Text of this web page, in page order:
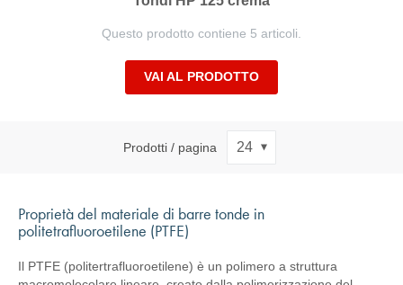
Questo prodotto contiene 5 articoli.
VAI AL PRODOTTO
Prodotti / pagina
Proprietà del materiale di barre tonde in
politetrafluoroetilene (PTFE)
Il PTFE (politertrafluoroetilene) è un polimero a struttura